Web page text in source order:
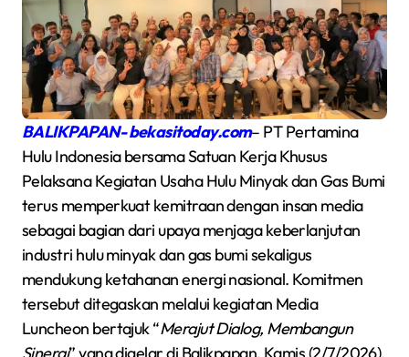
BALIKPAPAN- bekasitoday.com– PT Pertamina
Hulu Indonesia bersama Satuan Kerja Khusus
Pelaksana Kegiatan Usaha Hulu Minyak dan Gas Bumi
terus memperkuat kemitraan dengan insan media
sebagai bagian dari upaya menjaga keberlanjutan
industri hulu minyak dan gas bumi sekaligus
mendukung ketahanan energi nasional. Komitmen
tersebut ditegaskan melalui kegiatan Media
Luncheon bertajuk “Merajut Dialog, Membangun